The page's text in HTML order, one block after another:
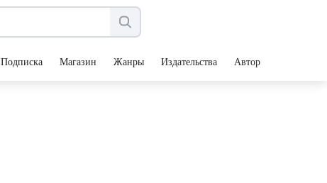
Подписка Магазин Жанры Издательства Авторы